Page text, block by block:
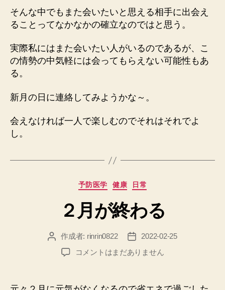
そんな中でもまた会いたいと思える相手に出会え
ることってなかなかの確立なのではと思う。
実際私にはまた会いたい人がいるのであるが、こ
の情勢の中気軽には会ってもらえない可能性もあ
る。
新月の日に連絡してみようかな～。
会えなければ一人で楽しむのでそれはそれでよ
し。
カ
ゴ
リ
予防医学 健康 日常
２月が終わる
投 作成者: rinrin0822
投
稿
日
2022-02-25
２
終
コメントはまだありません